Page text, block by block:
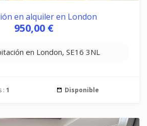
en alquiler en London
950,00 €
en London, SE16 3NL
: 1 Disponible